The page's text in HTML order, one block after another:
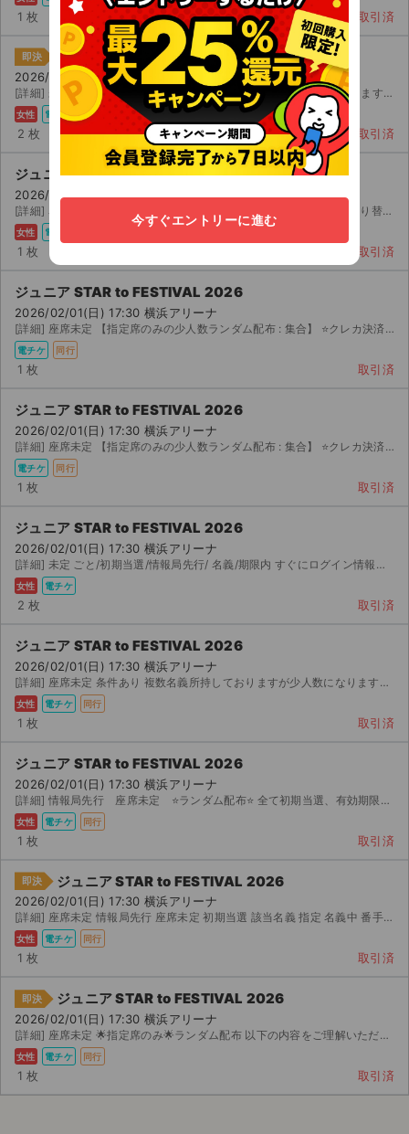
1 枚 取引済
即決 ジュニア STAR to FESTIVAL 2026
2026/02/01(日) 17:30 横浜アリーナ
[詳細] 未定 【 連/条件によってはお座席選択可能】複数当選しております。当方が座席を選択した後、残っ...
女性 電チケ 同行
2 枚 取引済
ジュニア STAR to FESTIVAL 2026
2026/02/01(日) 17:30 横浜アリーナ
[詳細] 名義中の 番手同行。 クレカ決済のみ承認。 重複当選なし、すり替えなし、会員番号下 桁掲示...
女性 電チケ
1 枚 取引済
ジュニア STAR to FESTIVAL 2026
2026/02/01(日) 17:30 横浜アリーナ
[詳細] 座席未定 【指定席のみの少人数ランダム配布 : 集合】 ⭐️クレカ決済のみ承認します⭐️...
電チケ 同行
1 枚 取引済
ジュニア STAR to FESTIVAL 2026
2026/02/01(日) 17:30 横浜アリーナ
[詳細] 座席未定 【指定席のみの少人数ランダム配布 : 集合】 ⭐️クレカ決済のみ承認します⭐️...
電チケ 同行
1 枚 取引済
ジュニア STAR to FESTIVAL 2026
2026/02/01(日) 17:30 横浜アリーナ
[詳細] 未定 ごと/初期当選/情報局先行/ 名義/期限内 すぐにログイン情報送ります ...
女性 電チケ
2 枚 取引済
ジュニア STAR to FESTIVAL 2026
2026/02/01(日) 17:30 横浜アリーナ
[詳細] 座席未定 条件あり 複数名義所持しておりますが少人数になります。ご購入様はお座席を選択すること...
女性 電チケ 同行
1 枚 取引済
ジュニア STAR to FESTIVAL 2026
2026/02/01(日) 17:30 横浜アリーナ
[詳細] 情報局先行 座席未定 ⭐️ランダム配布⭐️ 全て初期当選、有効期限内、該当名義変更ボタンあり ...
女性 電チケ 同行
1 枚 取引済
即決 ジュニア STAR to FESTIVAL 2026
2026/02/01(日) 17:30 横浜アリーナ
[詳細] 座席未定 情報局先行 座席未定 初期当選 該当名義 指定 名義中 番手 下 桁提示可能 有効...
女性 電チケ 同行
1 枚 取引済
即決 ジュニア STAR to FESTIVAL 2026
2026/02/01(日) 17:30 横浜アリーナ
[詳細] 座席未定 🌟指定席のみ🌟ランダム配布 以下の内容をご理解いただける方でお願いします。 ・当日...
女性 電チケ 同行
1 枚 取引済
今すぐエントリーに進む